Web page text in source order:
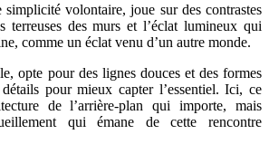
volontaire, joue sur des contrastes
terreuses des murs et l’éclat lumineux qui
comme un éclat venu d’un autre monde.
opte pour des lignes douces et des formes
pour mieux capter l’essentiel. Ici, ce
de l’arrière-plan qui importe, mais
qui émane de cette rencontre